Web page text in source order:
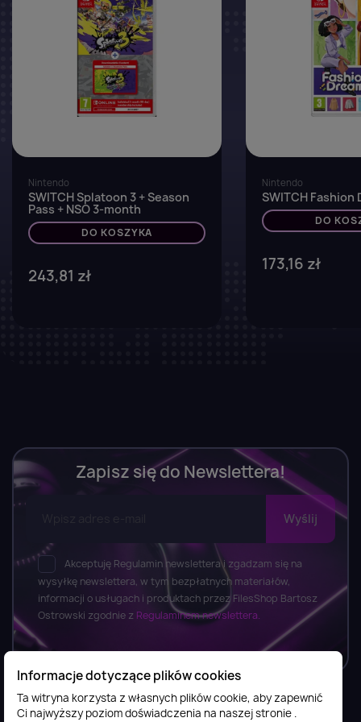
Nintendo
SWITCH Splatoon 3 + Season
Pass + NSO 3-month
DO KOSZYKA
243,81 zł
Nintendo
SWITCH Fashion
DO
173,16 zł
Zapisz się do Newslettera!
Akceptuję Regulamin newslettera i zgadzam się na
wysyłkę newslettera, w tym bezpłatnych materiałów,
informacji o usługach i produktach przez FilesShop Bartosz
Ostrowski zgodnie z Regulaminem newslettera.
Informacje dotyczące plików cookies
Ta witryna korzysta z własnych plików cookie, aby zapewnić
Ci najwyższy poziom doświadczenia na naszej stronie .